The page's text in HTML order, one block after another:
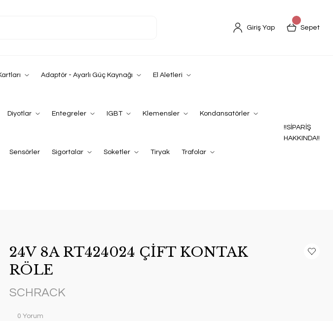
Giriş Yap Sepet
Adaptör - Ayarlı Güç Kaynağı El Aletleri
Diyotlar Entegreler IGBT Klemensler Kondansatörler
Sensörler Sigortalar Soketler Tiryak Trafolar
!!SİPARİŞ
HAKKINDA!!
24V 8A RT424024 ÇİFT KONTAK
RÖLE
SCHRACK
0 Yorum